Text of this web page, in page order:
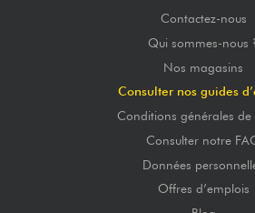
Contactez-nous
Qui sommes-nous
Nos magasins
Consulter nos guides
Conditions générales de
Consulter notre
Données
Offres d’emplois